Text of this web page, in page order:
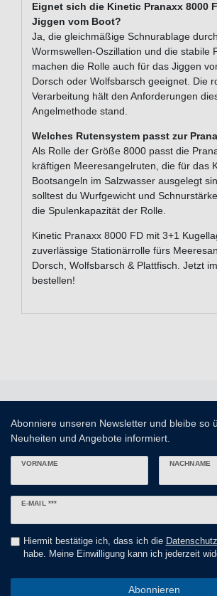
Eignet sich die Kinetic Pranaxx 8000
Jiggen vom Boot?
Ja, die gleichmäßige Schnurablage
Wormswellen-Oszillation und die stabile
machen die Rolle auch für das Jiggen
Dorsch oder Wolfsbarsch geeignet. Die
Verarbeitung hält den Anforderungen
Angelmethode stand.
Welches Rutensystem passt zur
Als Rolle der Größe 8000 passt die
kräftigen Meeresangelruten, die für das
Bootsangeln im Salzwasser ausgelegt
solltest du Wurfgewicht und
die Spulenkapazität der Rolle.
Kinetic Pranaxx 8000 FD mit 3+1
zuverlässige Stationärrolle fürs
Dorsch, Wolfsbarsch & Plattfisch. Jetzt
bestellen!
Abonniere unseren Newsletter und bleibe so
Neuheiten und Angebote informiert.
VORNAME NACHNAME
E-MAIL ***
Newsletter
Hiermit bestätige ich, dass ich die
habe. Meine Einwilligung kann ich jederzeit
Abonnieren